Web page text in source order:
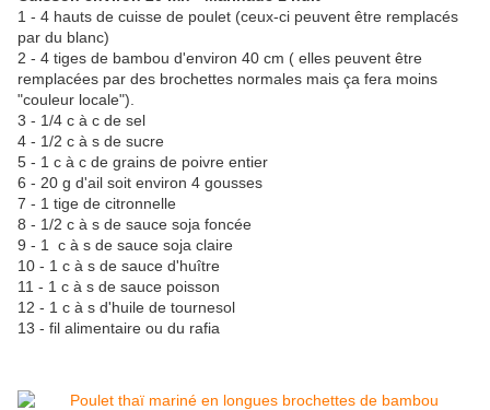
1 - 4 hauts de cuisse de poulet (ceux-ci peuvent être remplacés
par du blanc)
2 - 4 tiges de bambou d'environ 40 cm ( elles peuvent être
remplacées par des brochettes normales mais ça fera moins
"couleur locale").
3 - 1/4 c à c de sel
4 - 1/2 c à s de sucre
5 - 1 c à c de grains de poivre entier
6 - 20 g d'ail soit environ 4 gousses
7 - 1 tige de citronnelle
8 - 1/2 c à s de sauce soja foncée
9 - 1 c à s de sauce soja claire
10 - 1 c à s de sauce d'huître
11 - 1 c à s de sauce poisson
12 - 1 c à s d'huile de tournesol
13 - fil alimentaire ou du rafia